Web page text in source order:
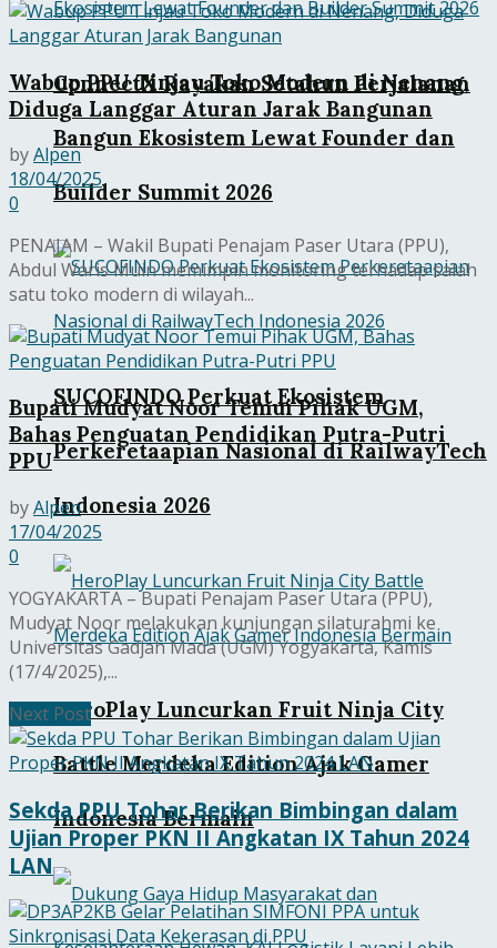
ConnectX Rayakan Setahun Perjalanan
Bangun Ekosistem Lewat Founder dan
Builder Summit 2026
SUCOFINDO Perkuat Ekosistem
Perkeretaapian Nasional di RailwayTech
Indonesia 2026
HeroPlay Luncurkan Fruit Ninja City
Battle Merdeka Edition Ajak Gamer
Indonesia Bermain
Wabup PPU Tinjau Toko Modern di Nenang,
Diduga Langgar Aturan Jarak Bangunan
byAlpen
18/04/2025
0
PENAJAM – Wakil Bupati Penajam Paser Utara (PPU),
Abdul Waris Muin memimpin monitoring terhadap salah
satu toko modern di wilayah...
Bupati Mudyat Noor Temui Pihak UGM,
Bahas Penguatan Pendidikan Putra-Putri
PPU
byAlpen
17/04/2025
0
YOGYAKARTA – Bupati Penajam Paser Utara (PPU),
Mudyat Noor melakukan kunjungan silaturahmi ke
Universitas Gadjah Mada (UGM) Yogyakarta, Kamis
(17/4/2025),...
Next Post
Sekda PPU Tohar Berikan Bimbingan dalam
Ujian Proper PKN II Angkatan IX Tahun 2024
LAN